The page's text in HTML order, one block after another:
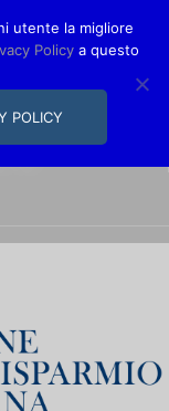
230611
utente la migliore
Policy a questo
POLICY